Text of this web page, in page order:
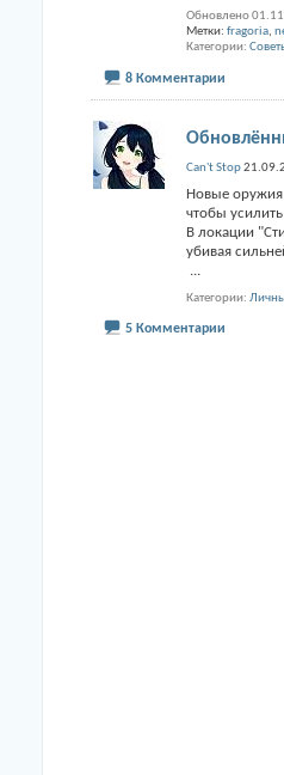
Обновлено
Метки: fragoria,
Категории
8 Комментарии
Can't Stop
Новые
чтобы
В локации
убивая
Категории
5 Комментарии